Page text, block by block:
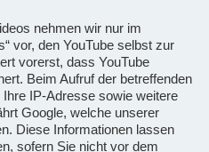
nehmen wir nur im
vor, den YouTube selbst zur
vorerst, dass YouTube
Beim Aufruf der betreffenden
IP-Adresse sowie weitere
Google, welche unserer
Diese Informationen lassen
sofern Sie nicht vor dem